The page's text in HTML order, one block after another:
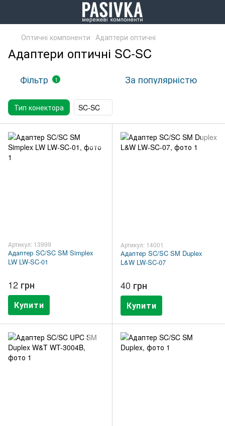
Оптичні компоненти Адаптери оптичні
Адаптери оптичні SC-SC
Фільтр 1 За популярністю
Тип конектора SC-SC
Артикул: 13999
Адаптер SC/SC SM Simplex
LW LW-SC-01
12 грн
Купити
Артикул: 14001
Адаптер SC/SC SM Duplex
L&W LW-SC-07
40 грн
Купити